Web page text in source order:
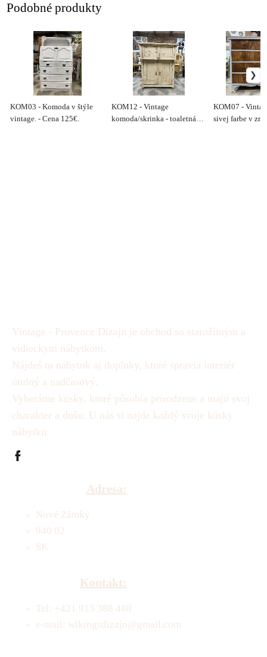
Podobné produkty
KOM03 - Komoda v štýle
vintage. - Cena 125€.
KOM12 - Vintage
komoda/skrinka - toaletná
KOM07 -
sivej farbe v
Vintage - Provence Dizajn je obchod so starožitným a
vidieckym nábytkom.
Nájdeš tu nábytok aj doplnky, ktoré spravia interiér
útulný a nadčasový.
Vyberáme kúsky, ktoré pôsobia prirodzene a majú svoj
charakter a dušu. U nás si najde každý svoje kúsky
nábytku.
Adresa:
Nové Zámky
940 02
SK
Kontakt:
Tel: +421 915 388 488
e-mail: wikingsdizajn@gmail.com